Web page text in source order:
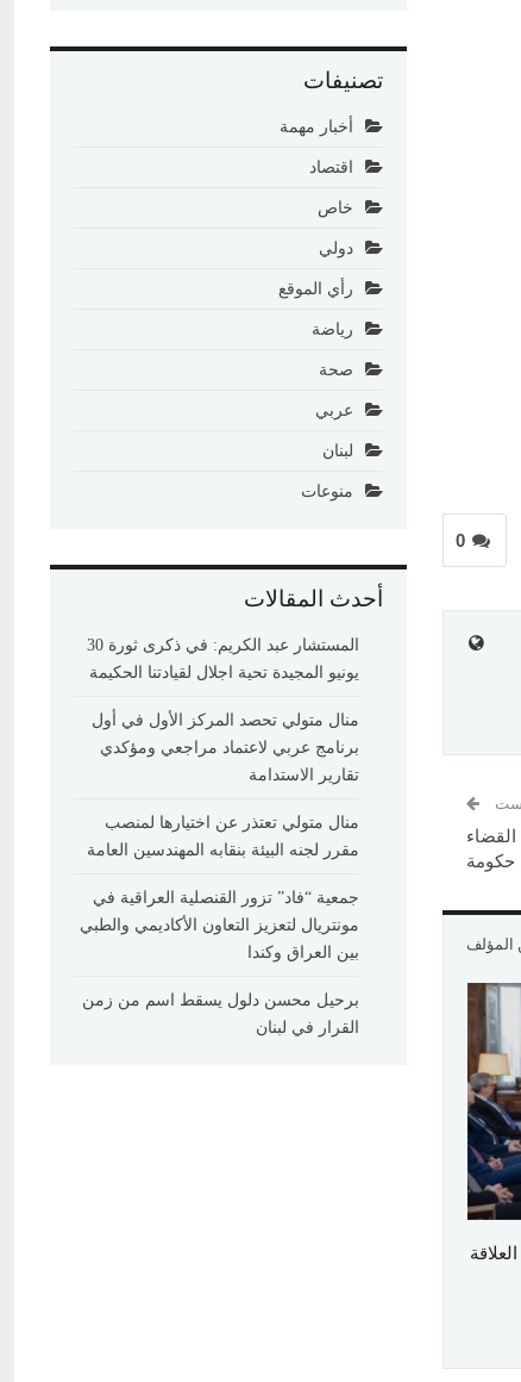
0
حكومة
المؤلف
تصنيفات
أخبار مهمة
اقتصاد
خاص
دولي
رأي الموقع
رياضة
صحة
عربي
لبنان
منوعات
أحدث المقالات
المستشار عبد الكريم: في ذكرى ثورة 30
يونيو المجيدة تحية اجلال لقيادتنا الحكيمة
منال متولي تحصد المركز الأول في أول
برنامج عربي لاعتماد مراجعي ومؤكدي
تقارير الاستدامة
منال متولي تعتذر عن اختيارها لمنصب
مقرر لجنه البيئة بنقابه المهندسين العامة
جمعية “فاد” تزور القنصلية العراقية في
مونتريال لتعزيز التعاون الأكاديمي والطبي
بين العراق وكندا
برحيل محسن دلول يسقط اسم من زمن
القرار في لبنان